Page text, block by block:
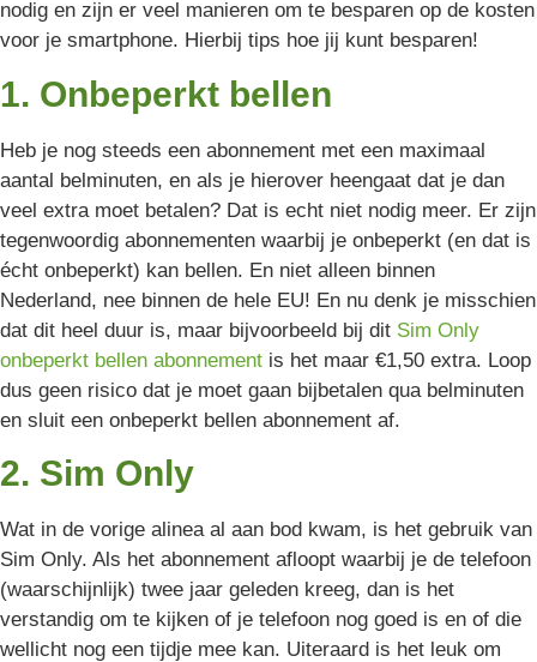
nodig en zijn er veel manieren om te besparen op de kosten
voor je smartphone. Hierbij tips hoe jij kunt besparen!
1. Onbeperkt bellen
Heb je nog steeds een abonnement met een maximaal
aantal belminuten, en als je hierover heengaat dat je dan
veel extra moet betalen? Dat is echt niet nodig meer. Er zijn
tegenwoordig abonnementen waarbij je onbeperkt (en dat is
écht onbeperkt) kan bellen. En niet alleen binnen
Nederland, nee binnen de hele EU! En nu denk je misschien
dat dit heel duur is, maar bijvoorbeeld bij dit Sim Only
onbeperkt bellen abonnement is het maar €1,50 extra. Loop
dus geen risico dat je moet gaan bijbetalen qua belminuten
en sluit een onbeperkt bellen abonnement af.
2. Sim Only
Wat in de vorige alinea al aan bod kwam, is het gebruik van
Sim Only. Als het abonnement afloopt waarbij je de telefoon
(waarschijnlijk) twee jaar geleden kreeg, dan is het
verstandig om te kijken of je telefoon nog goed is en of die
wellicht nog een tijdje mee kan. Uiteraard is het leuk om